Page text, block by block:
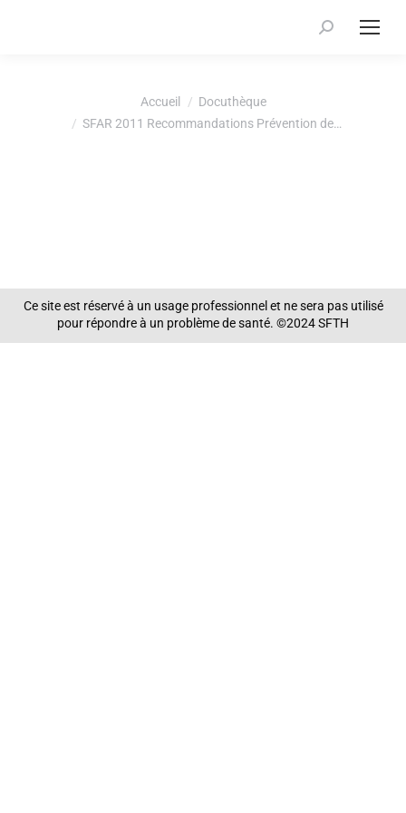
Recherche
Accueil
Docuthèque
SFAR 2011 Recommandations Prévention de…
Ce site est réservé à un usage professionnel et ne sera pas utilisé
pour répondre à un problème de santé. ©2024 SFTH